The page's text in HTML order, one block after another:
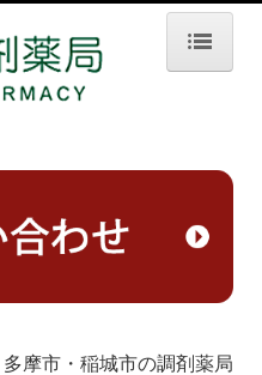
店）
店
多摩市・稲城市の調剤薬局